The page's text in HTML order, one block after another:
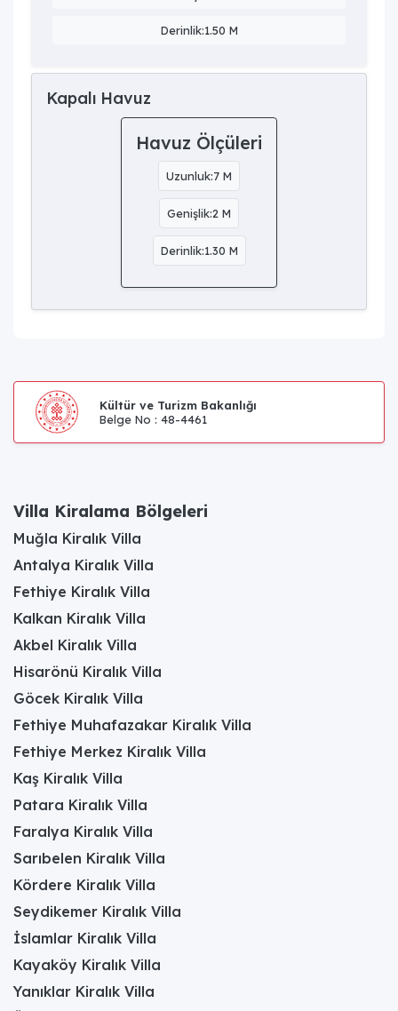
Derinlik:1.50 M
Kapalı Havuz
Havuz Ölçüleri
Uzunluk:7 M
Genişlik:2 M
Derinlik:1.30 M
Kültür ve Turizm Bakanlığı
Belge No : 48-4461
Villa Kiralama Bölgeleri
Muğla Kiralık Villa
Antalya Kiralık Villa
Fethiye Kiralık Villa
Kalkan Kiralık Villa
Akbel Kiralık Villa
Hisarönü Kiralık Villa
Göcek Kiralık Villa
Fethiye Muhafazakar Kiralık Villa
Fethiye Merkez Kiralık Villa
Kaş Kiralık Villa
Patara Kiralık Villa
Faralya Kiralık Villa
Sarıbelen Kiralık Villa
Kördere Kiralık Villa
Seydikemer Kiralık Villa
İslamlar Kiralık Villa
Kayaköy Kiralık Villa
Yanıklar Kiralık Villa